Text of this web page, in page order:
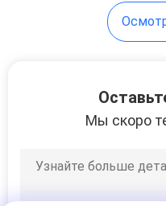
кабель
Мы скоро